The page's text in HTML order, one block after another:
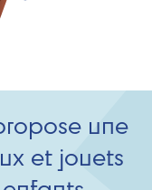
une
et jouets